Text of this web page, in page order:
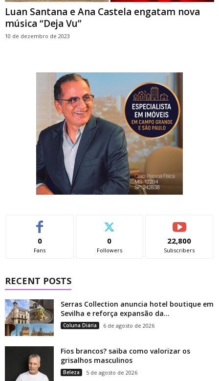
Luan Santana e Ana Castela engatam nova
música “Deja Vu”
10 de dezembro de 2023
0
Fans
0
Followers
22,800
Subscribers
RECENT POSTS
Serras Collection anuncia hotel boutique em
Sevilha e reforça expansão da...
Coluna Diária 6 de agosto de 2026
Fios brancos? saiba como valorizar os
grisalhos masculinos
Beleza 5 de agosto de 2026